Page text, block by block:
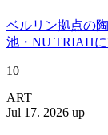
ベルリン拠点の
池・NU TRIAHに
10
ART
Jul 17. 2026 up